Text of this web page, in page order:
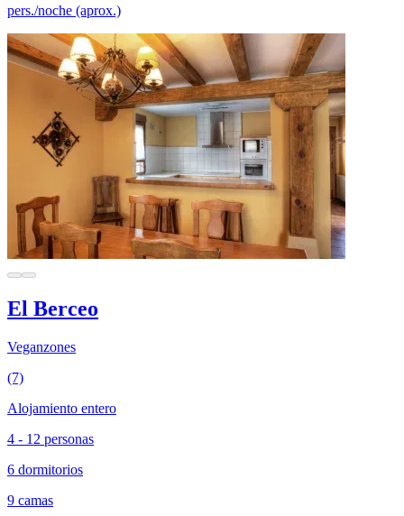
pers./noche (aprox.)
El Berceo
Veganzones
(7)
Alojamiento entero
4 - 12 personas
6 dormitorios
9 camas